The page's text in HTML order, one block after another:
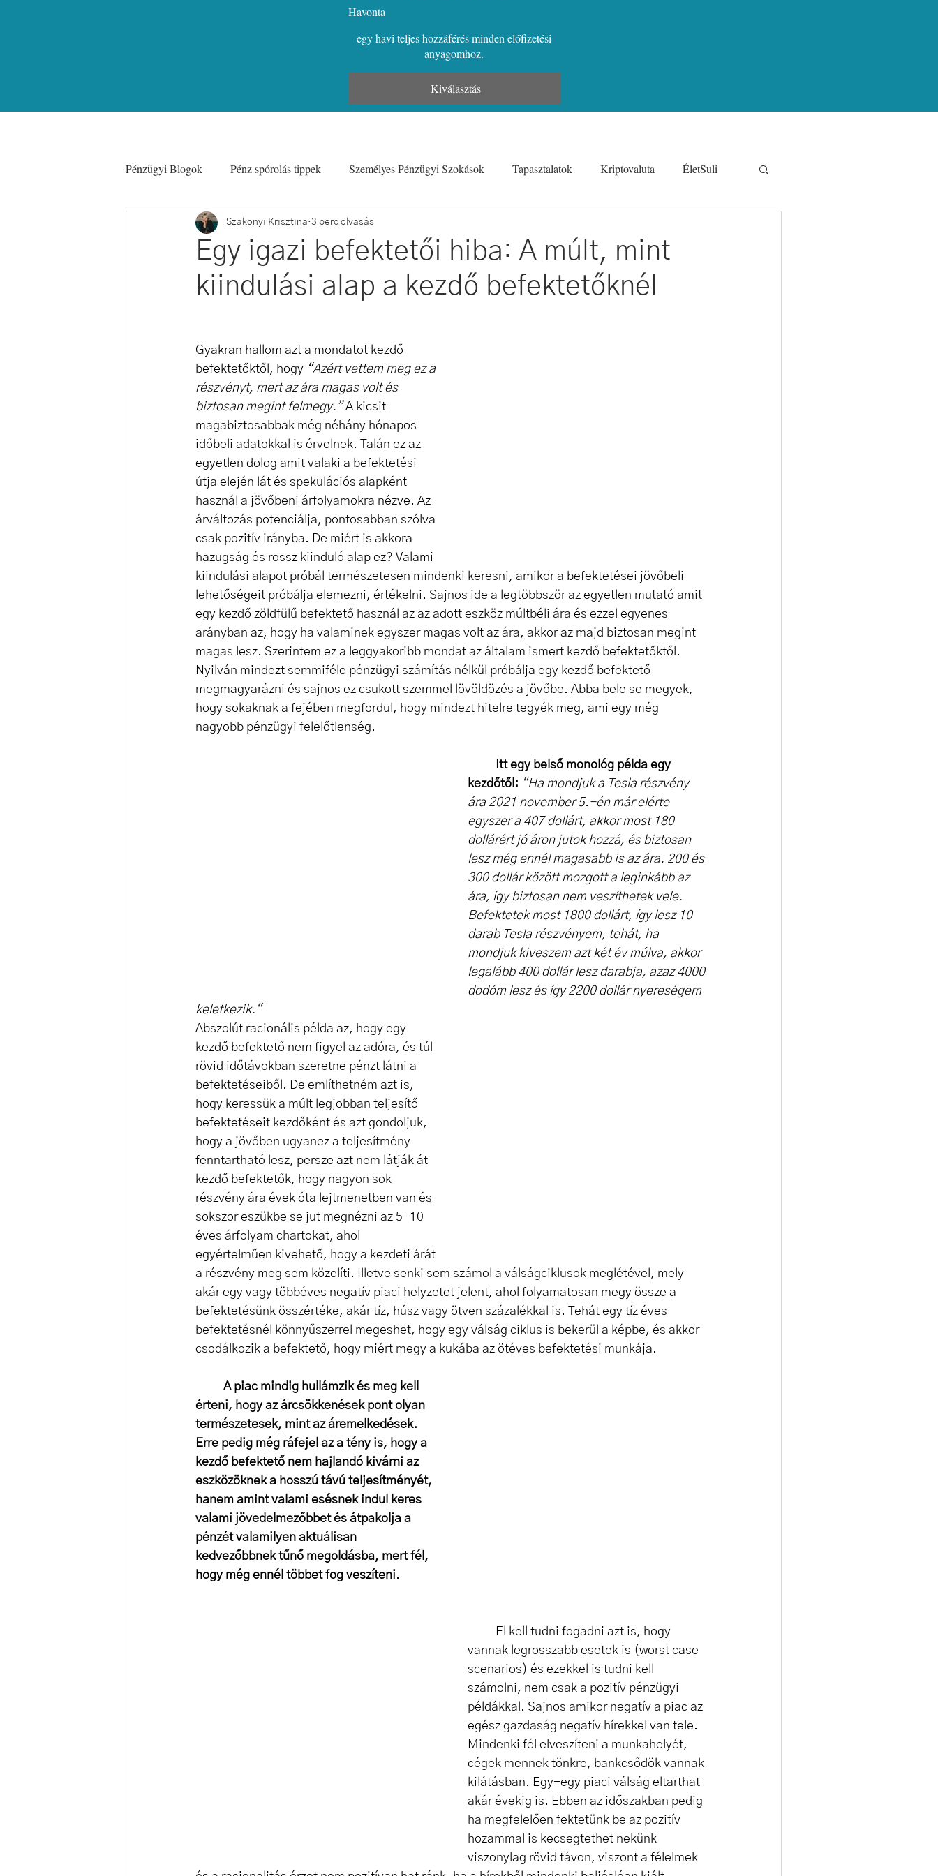
Havonta
egy havi teljes hozzáférés minden előfizetési
anyagomhoz.
Kiválasztás
Pénzügyi Blogok Pénz spórolás tippek Személyes Pénzügyi Szokások Tapasztalatok Kriptovaluta ÉletSuli
Coaching Nyaralás Olcsón Munkatapasztalatok és Pénzügyek
Befektetések Digitális Nomád
Egy igazi befektetői hiba: A múlt, mint
kiindulási alap a kezdő befektetőknél
Szakonyi Krisztina 3 perc olvasás
Gyakran hallom azt a mondatot kezdő
befektetőktől, hogy “Azért vettem meg ez a
részvényt, mert az ára magas volt és
biztosan megint felmegy.” A kicsit
magabiztosabbak még néhány hónapos
időbeli adatokkal is érvelnek. Talán ez az
egyetlen dolog amit valaki a befektetési
útja elején lát és spekulációs alapként
használ a jövőbeni árfolyamokra nézve. Az
árváltozás potenciálja, pontosabban szólva
csak pozitív irányba. De miért is akkora
hazugság és rossz kiinduló alap ez? Valami
kiindulási alapot próbál természetesen mindenki keresni, amikor a befektetései jövőbeli
lehetőségeit próbálja elemezni, értékelni. Sajnos ide a legtöbbször az egyetlen mutató amit
egy kezdő zöldfülű befektető használ az az adott eszköz múltbéli ára és ezzel egyenes
arányban az, hogy ha valaminek egyszer magas volt az ára, akkor az majd biztosan megint
magas lesz. Szerintem ez a leggyakoribb mondat az általam ismert kezdő befektetőktől.
Nyilván mindezt semmiféle pénzügyi számítás nélkül próbálja egy kezdő befektető
megmagyarázni és sajnos ez csukott szemmel lövöldözés a jövőbe. Abba bele se megyek,
hogy sokaknak a fejében megfordul, hogy mindezt hitelre tegyék meg, ami egy még
nagyobb pénzügyi felelőtlenség.
Itt egy belső monológ példa egy
kezdőtől: “Ha mondjuk a Tesla részvény
ára 2021 november 5.-én már elérte
egyszer a 407 dollárt, akkor most 180
dollárért jó áron jutok hozzá, és biztosan
lesz még ennél magasabb is az ára. 200 és
300 dollár között mozgott a leginkább az
ára, így biztosan nem veszíthetek vele.
Befektetek most 1800 dollárt, így lesz 10
darab Tesla részvényem, tehát, ha
mondjuk kiveszem azt két év múlva, akkor
legalább 400 dollár lesz darabja, azaz 4000
dodóm lesz és így 2200 dollár nyereségem
keletkezik.“
Abszolút racionális példa az, hogy egy
kezdő befektető nem figyel az adóra, és túl
rövid időtávokban szeretne pénzt látni a
befektetéseiből. De említhetném azt is,
hogy keressük a múlt legjobban teljesítő
befektetéseit kezdőként és azt gondoljuk,
hogy a jövőben ugyanez a teljesítmény
fenntartható lesz, persze azt nem látják át
kezdő befektetők, hogy nagyon sok
részvény ára évek óta lejtmenetben van és
sokszor eszükbe se jut megnézni az 5-10
éves árfolyam chartokat, ahol
egyértelműen kivehető, hogy a kezdeti árát
a részvény meg sem közelíti. Illetve senki sem számol a válságciklusok meglétével, mely
akár egy vagy többéves negatív piaci helyzetet jelent, ahol folyamatosan megy össze a
befektetésünk összértéke, akár tíz, húsz vagy ötven százalékkal is. Tehát egy tíz éves
befektetésnél könnyűszerrel megeshet, hogy egy válság ciklus is bekerül a képbe, és akkor
csodálkozik a befektető, hogy miért megy a kukába az ötéves befektetési munkája.
A piac mindig hullámzik és meg kell
érteni, hogy az árcsökkenések pont olyan
természetesek, mint az áremelkedések.
Erre pedig még ráfejel az a tény is, hogy a
kezdő befektető nem hajlandó kivárni az
eszközöknek a hosszú távú teljesítményét,
hanem amint valami esésnek indul keres
valami jövedelmezőbbet és átpakolja a
pénzét valamilyen aktuálisan
kedvezőbbnek tűnő megoldásba, mert fél,
hogy még ennél többet fog veszíteni.
El kell tudni fogadni azt is, hogy
vannak legrosszabb esetek is (worst case
scenarios) és ezekkel is tudni kell
számolni, nem csak a pozitív pénzügyi
példákkal. Sajnos amikor negatív a piac az
egész gazdaság negatív hírekkel van tele.
Mindenki fél elveszíteni a munkahelyét,
cégek mennek tönkre, bankcsődök vannak
kilátásban. Egy-egy piaci válság eltarthat
akár évekig is. Ebben az időszakban pedig
ha megfelelően fektetünk be az pozitív
hozammal is kecsegtethet nekünk
viszonylag rövid távon, viszont a félelmek